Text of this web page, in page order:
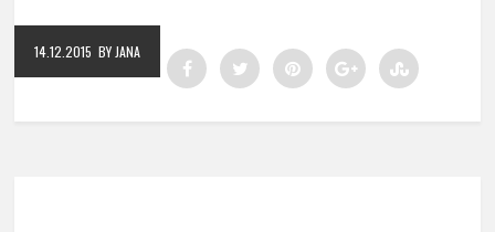
14.12.2015 BY JANA